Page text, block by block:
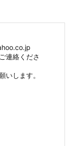
連絡くださ
いします。